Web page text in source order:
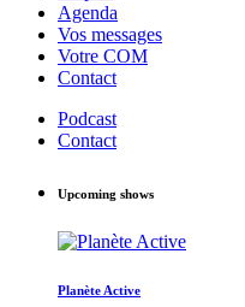
Agenda
Vos messages
Votre COM
Contact
Podcast
Contact
Upcoming shows
Planète Active